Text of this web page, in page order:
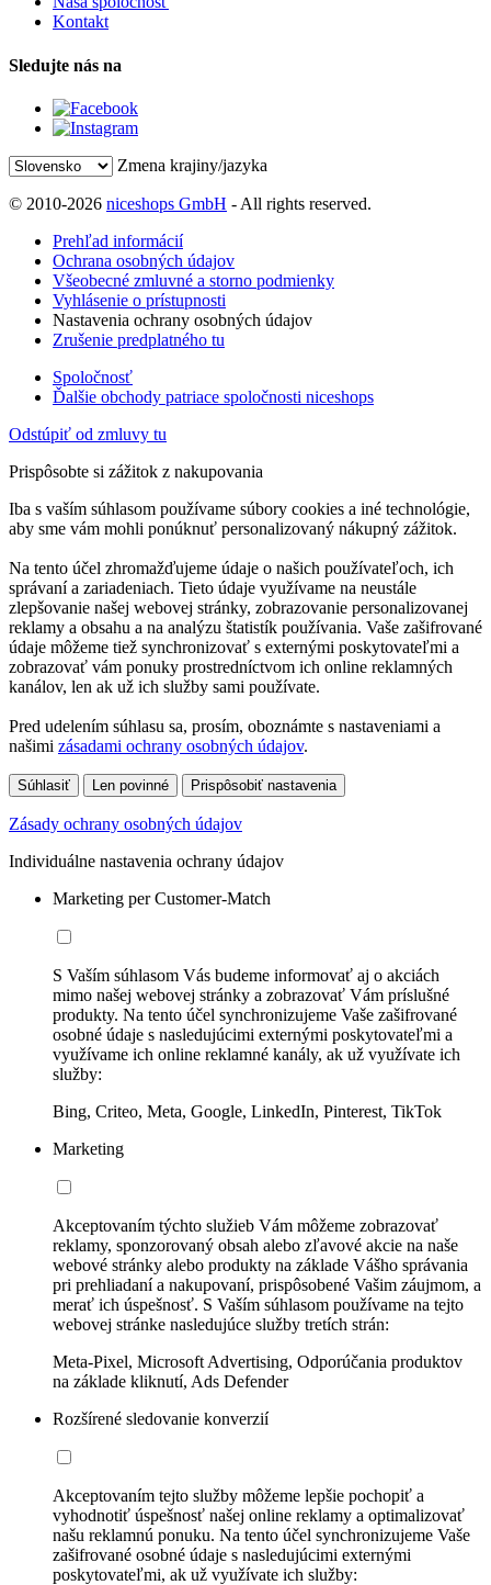
Kontakt
Sledujte nás na
Zmena krajiny/jazyka
© 2010-2026 niceshops GmbH - All rights reserved.
Prehľad informácií
Ochrana osobných údajov
Všeobecné zmluvné a storno podmienky
Vyhlásenie o prístupnosti
Nastavenia ochrany osobných údajov
Zrušenie predplatného tu
Spoločnosť
Ďalšie obchody patriace spoločnosti niceshops
Odstúpiť od zmluvy tu
Prispôsobte si zážitok z nakupovania
Iba s vaším súhlasom používame súbory cookies a iné technológie,
aby sme vám mohli ponúknuť personalizovaný nákupný zážitok.
Na tento účel zhromažďujeme údaje o našich používateľoch, ich
správaní a zariadeniach. Tieto údaje využívame na neustále
zlepšovanie našej webovej stránky, zobrazovanie personalizovanej
reklamy a obsahu a na analýzu štatistík používania. Vaše zašifrované
údaje môžeme tiež synchronizovať s externými poskytovateľmi a
zobrazovať vám ponuky prostredníctvom ich online reklamných
kanálov, len ak už ich služby sami používate.
Pred udelením súhlasu sa, prosím, oboznámte s nastaveniami a
našimi zásadami ochrany osobných údajov.
Súhlasiť Len povinné Prispôsobiť nastavenia
Zásady ochrany osobných údajov
Individuálne nastavenia ochrany údajov
Marketing per Customer-Match
S Vaším súhlasom Vás budeme informovať aj o akciách
mimo našej webovej stránky a zobrazovať Vám príslušné
produkty. Na tento účel synchronizujeme Vaše zašifrované
osobné údaje s nasledujúcimi externými poskytovateľmi a
využívame ich online reklamné kanály, ak už využívate ich
služby:
Bing, Criteo, Meta, Google, LinkedIn, Pinterest, TikTok
Marketing
Akceptovaním týchto služieb Vám môžeme zobrazovať
reklamy, sponzorovaný obsah alebo zľavové akcie na naše
webové stránky alebo produkty na základe Vášho správania
pri prehliadaní a nakupovaní, prispôsobené Vašim záujmom, a
merať ich úspešnosť. S Vaším súhlasom používame na tejto
webovej stránke nasledujúce služby tretích strán:
Meta-Pixel, Microsoft Advertising, Odporúčania produktov
na základe kliknutí, Ads Defender
Rozšírené sledovanie konverzií
Akceptovaním tejto služby môžeme lepšie pochopiť a
vyhodnotiť úspešnosť našej online reklamy a optimalizovať
našu reklamnú ponuku. Na tento účel synchronizujeme Vaše
zašifrované osobné údaje s nasledujúcimi externými
poskytovateľmi, ak už využívate ich služby: